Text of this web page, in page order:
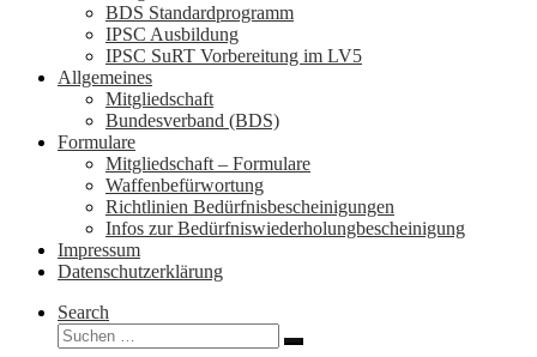
BDS Standardprogramm
IPSC Ausbildung
IPSC SuRT Vorbereitung im LV5
Allgemeines
Mitgliedschaft
Bundesverband (BDS)
Formulare
Mitgliedschaft – Formulare
Waffenbefürwortung
Richtlinien Bedürfnisbescheinigungen
Infos zur Bedürfniswiederholungbescheinigung
Impressum
Datenschutzerklärung
Search
Suche
Suchen …